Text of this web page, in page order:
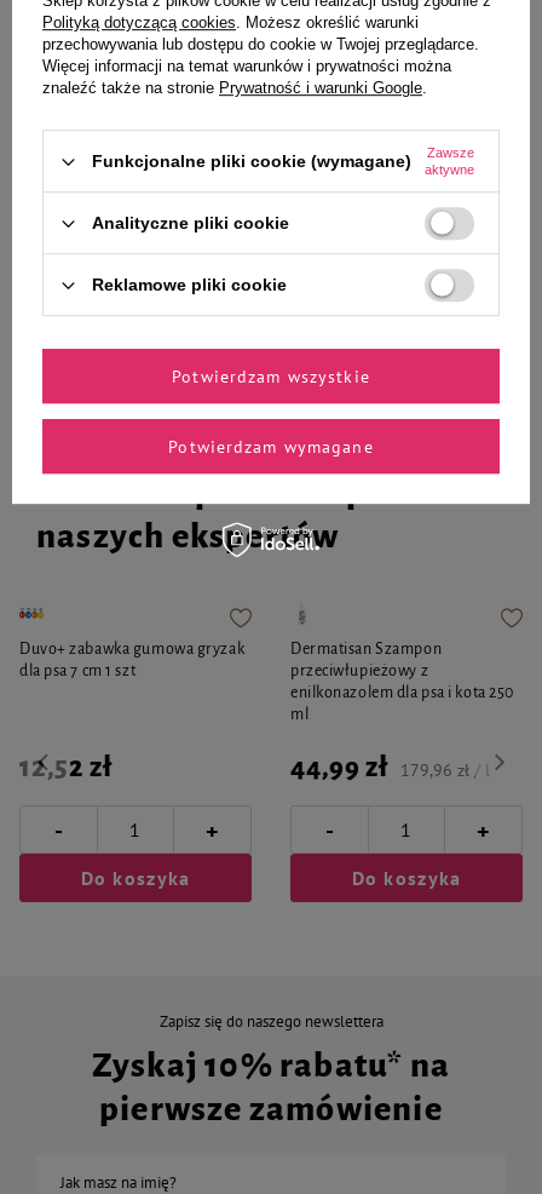
Ciebie i Twojego czworonoga
Over Horse Dermasept Gel żel do
87,29 zł 415,67 zł / kg
- +
Camon Dental Kość gumowa z
kolcami zabawka gryzak 12 cm
16,99 zł 169,90 zł / kg
- +
Do koszyka
naszych ekspertów
Duvo+ zabawka gumowa gryzak
dla psa 7 cm 1 szt
12,52 zł
- +
Do koszyka
Dermatisan Szampon
przeciwłupieżowy z
enilkonazolem dla psa i kota 250
ml
44,99 zł 179,96 zł / l
- +
Do koszyka
Zapisz się do naszego newslettera
Zyskaj 10% rabatu* na
pierwsze zamówienie
Jak masz na imię?
Polityką dotyczącą cookies. Możesz określić warunki
przechowywania lub dostępu do cookie w Twojej przeglądarce.
Więcej informacji na temat warunków i prywatności można
znaleźć także na stronie Prywatność i warunki Google.
Funkcjonalne pliki cookie (wymagane)
Zawsze
aktywne
Analityczne pliki cookie
Reklamowe pliki cookie
Potwierdzam wymagane
Potwierdzam wszystkie